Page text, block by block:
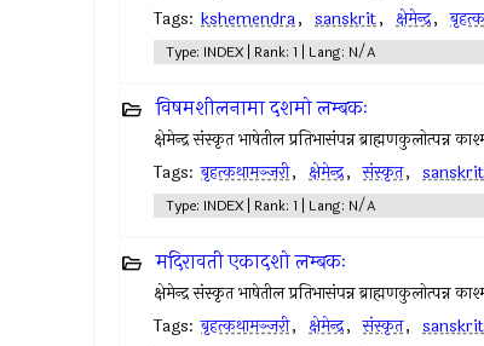
Tags: kshemendra, sanskrit, क्षेमेन्द्र,
Type: INDEX | Rank: 1 | Lang: N/A
विषमशीलनामा दशमो लम्बकः
क्षेमेन्द्र संस्कृत भाषेतील प्रतिभासंपन्न ब्राह्मणकुलोत्पन्न
Tags: बृहत्कथामञ्जरी, क्षेमेन्द्र, संस्कृत, sanskrit
Type: INDEX | Rank: 1 | Lang: N/A
मदिरावती एकादशो लम्बकः
क्षेमेन्द्र संस्कृत भाषेतील प्रतिभासंपन्न ब्राह्मणकुलोत्पन्न
Tags: बृहत्कथामञ्जरी, क्षेमेन्द्र, संस्कृत, sanskrit